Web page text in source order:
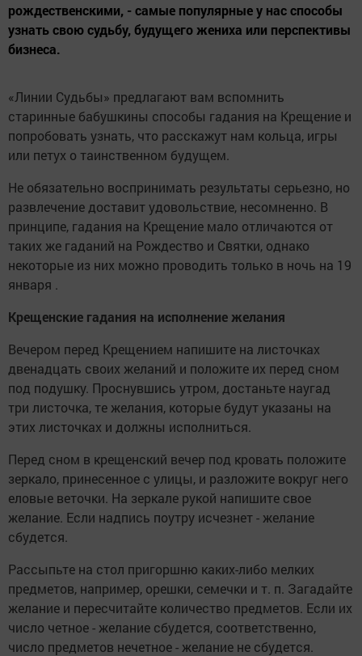
рождественскими, - самые популярные у нас способы
узнать свою судьбу, будущего жениха или перспективы
бизнеса.
«Линии Судьбы» предлагают вам вспомнить
старинные бабушкины способы гадания на Крещение и
попробовать узнать, что расскажут нам кольца, игры
или петух о таинственном будущем.
Не обязательно воспринимать результаты серьезно, но
развлечение доставит удовольствие, несомненно. В
принципе, гадания на Крещение мало отличаются от
таких же гаданий на Рождество и Святки, однако
некоторые из них можно проводить только в ночь на 19
января .
Крещенские гадания на исполнение желания
Вечером перед Крещением напишите на листочках
двенадцать своих желаний и положите их перед сном
под подушку. Проснувшись утром, достаньте наугад
три листочка, те желания, которые будут указаны на
этих листочках и должны исполниться.
Перед сном в крещенский вечер под кровать положите
зеркало, принесенное с улицы, и разложите вокруг него
еловые веточки. На зеркале рукой напишите свое
желание. Если надпись поутру исчезнет - желание
сбудется.
Рассыпьте на стол пригоршню каких-либо мелких
предметов, например, орешки, семечки и т. п. Загадайте
желание и пересчитайте количество предметов. Если их
число четное - желание сбудется, соответственно,
число предметов нечетное - желание не сбудется.